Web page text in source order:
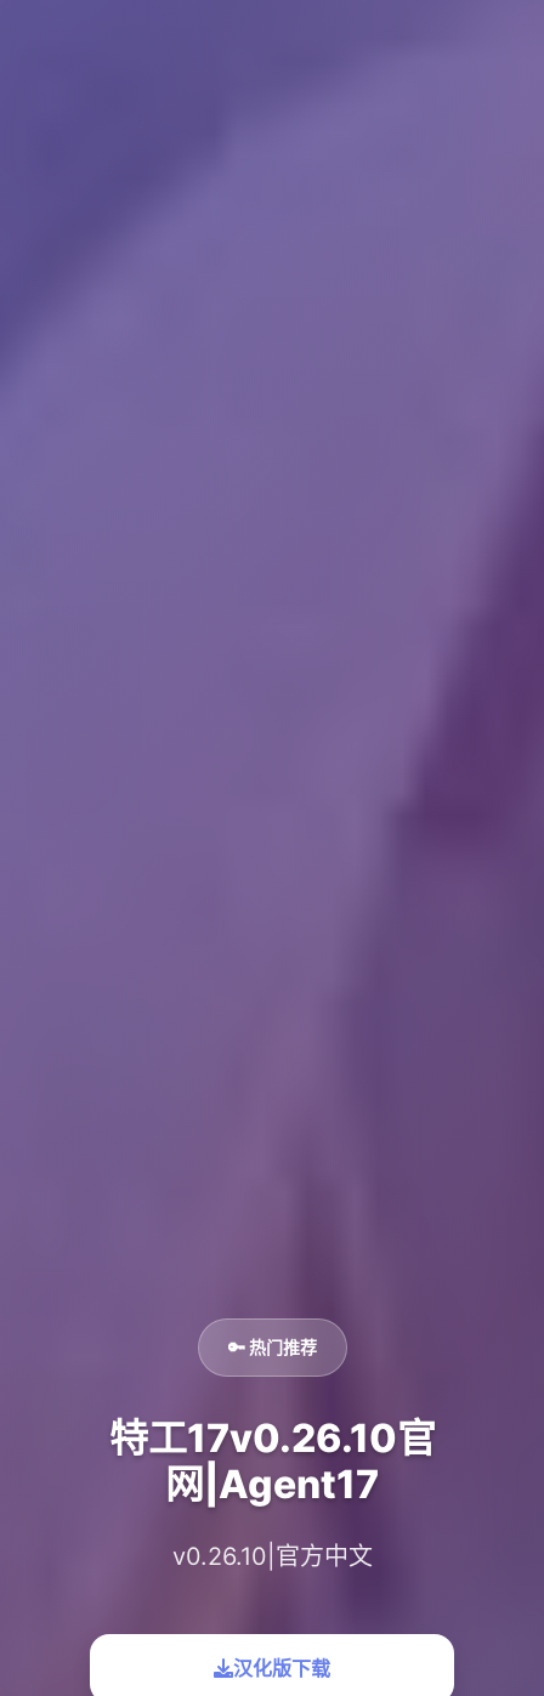
🔑 热门推荐
特工17v0.26.10官
网|Agent17
v0.26.10|官方中文
汉化版下载